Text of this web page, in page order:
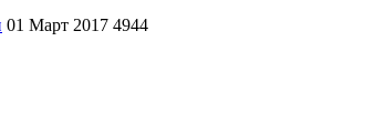
01 Март 2017 4944